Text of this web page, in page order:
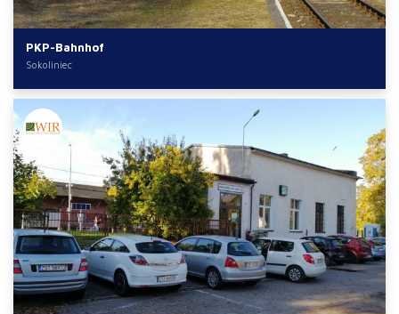
PKP-Bahnhof
Sokoliniec